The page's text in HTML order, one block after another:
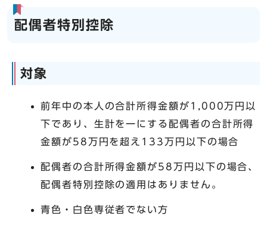
配偶者特別控除
対象
前年中の本人の合計所得金額が1,000万円以
下であり、生計を一にする配偶者の合計所得
金額が58万円を超え133万円以下の場合
配偶者の合計所得金額が58万円以下の場合、
配偶者特別控除の適用はありません。
青色・白色専従者でない方